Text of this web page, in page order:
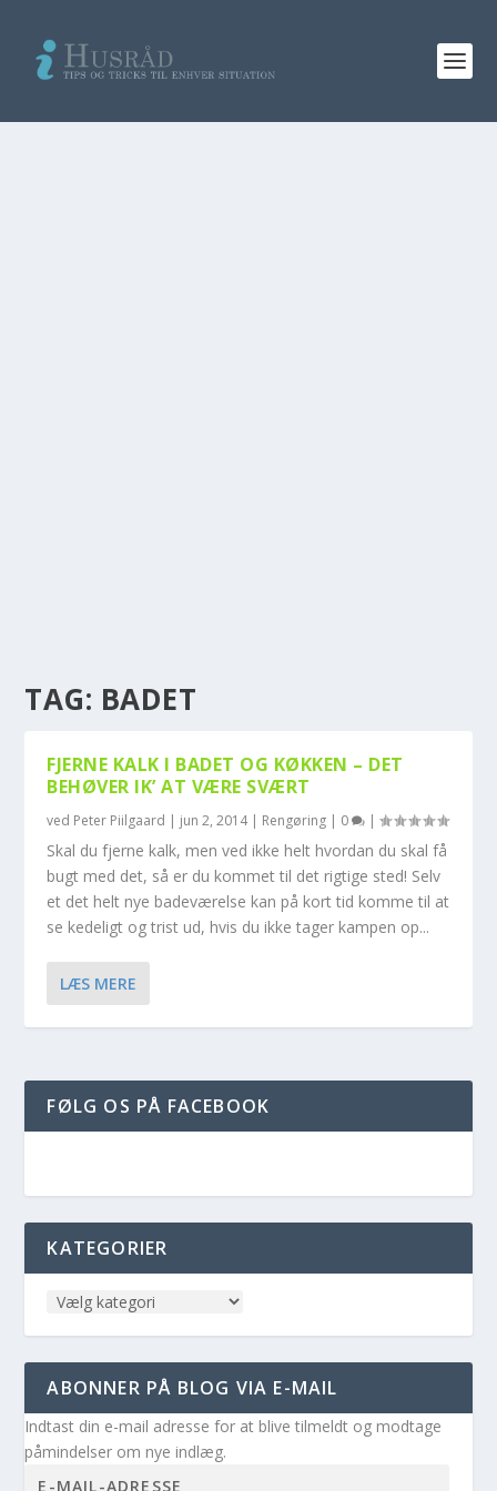
TAG: BADET
FJERNE KALK I BADET OG KØKKEN – DET
BEHØVER IK’ AT VÆRE SVÆRT
ved Peter Piilgaard | jun 2, 2014| Rengøring | 0 |
Skal du fjerne kalk, men ved ikke helt hvordan du skal få
bugt med det, så er du kommet til det rigtige sted! Selv
et det helt nye badeværelse kan på kort tid komme til at
se kedeligt og trist ud, hvis du ikke tager kampen op...
LÆS MERE
FØLG OS PÅ FACEBOOK
KATEGORIER
ABONNER PÅ BLOG VIA E-MAIL
Indtast din e-mail adresse for at blive tilmeldt og modtage
påmindelser om nye indlæg.